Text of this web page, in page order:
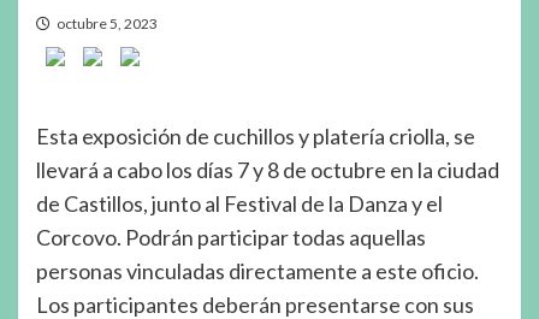
octubre 5, 2023
Esta exposición de cuchillos y platería criolla, se
llevará a cabo los días 7 y 8 de octubre en la ciudad
de Castillos, junto al Festival de la Danza y el
Corcovo. Podrán participar todas aquellas
personas vinculadas directamente a este oficio.
Los participantes deberán presentarse con sus